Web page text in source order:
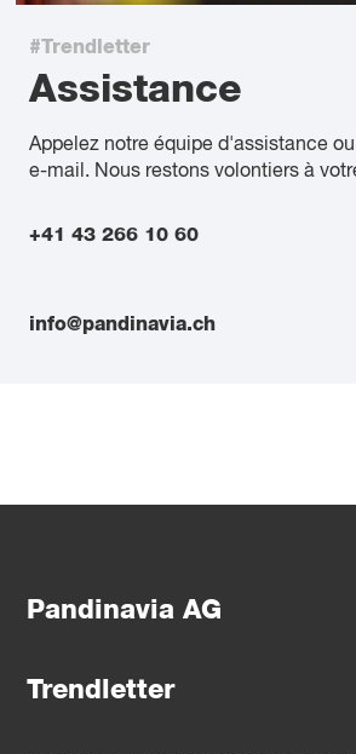
#Trendletter
Assistance
Appelez notre équipe d'assistance
e-mail. Nous restons volontiers à
+41 43 266 10 60
info@pandinavia.ch
Pandinavia AG
Trendletter